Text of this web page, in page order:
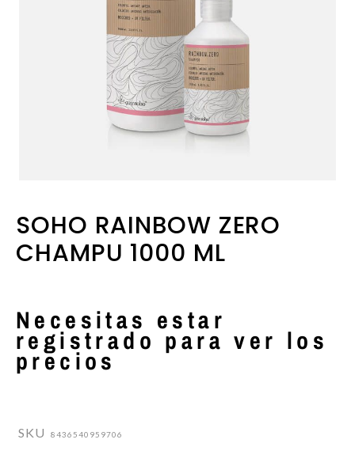
SOHO RAINBOW ZERO
CHAMPU 1000 ML
Necesitas estar
registrado para ver los
precios
SKU 8436540959706